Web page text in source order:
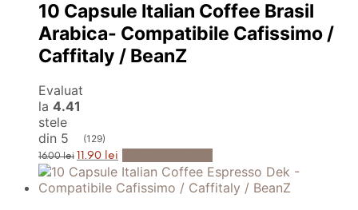
10 Capsule Italian Coffee Brasil
Arabica- Compatibile Cafissimo /
Caffitaly / BeanZ
Evaluat
la 4.41
stele
din 5
(129)
16.00lei Prețul
inițial
a
fost:
11.90 lei Prețul
curent
este:
11.90 lei.